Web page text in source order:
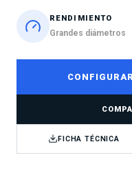
RENDIMIENTO
Grandes diámetros
FICHA TÉCNICA